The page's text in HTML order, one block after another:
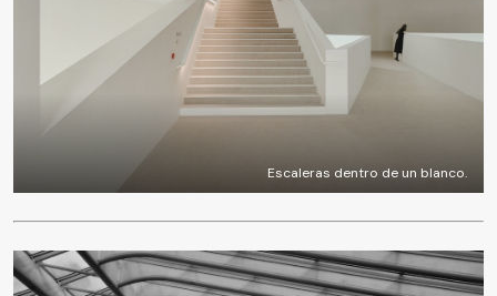
Escaleras dentro de un blanco.